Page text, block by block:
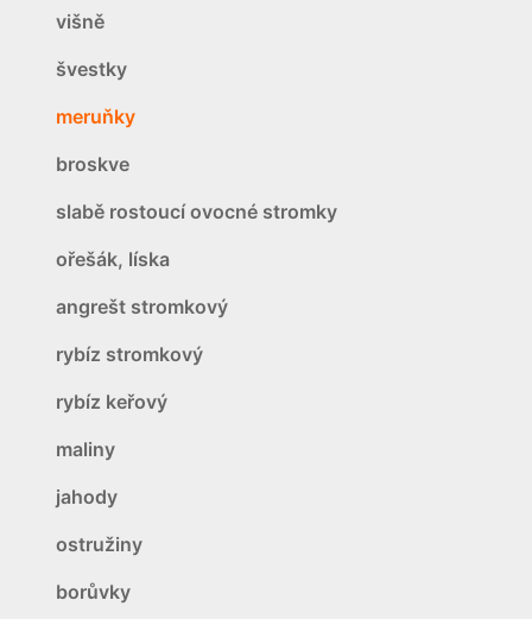
višně
švestky
meruňky
broskve
slabě rostoucí ovocné stromky
ořešák, líska
angrešt stromkový
rybíz stromkový
rybíz keřový
maliny
jahody
ostružiny
borůvky